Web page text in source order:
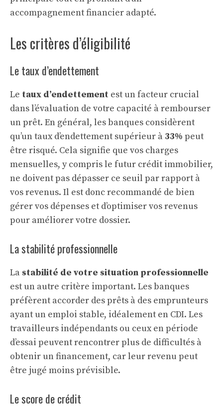
accompagnement financier adapté.
Les critères d’éligibilité
Le taux d’endettement
Le taux d’endettement est un facteur crucial
dans l’évaluation de votre capacité à rembourser
un prêt. En général, les banques considèrent
qu’un taux d’endettement supérieur à 33% peut
être risqué. Cela signifie que vos charges
mensuelles, y compris le futur crédit immobilier,
ne doivent pas dépasser ce seuil par rapport à
vos revenus. Il est donc recommandé de bien
gérer vos dépenses et d’optimiser vos revenus
pour améliorer votre dossier.
La stabilité professionnelle
La stabilité de votre situation professionnelle
est un autre critère important. Les banques
préfèrent accorder des prêts à des emprunteurs
ayant un emploi stable, idéalement en CDI. Les
travailleurs indépendants ou ceux en période
d’essai peuvent rencontrer plus de difficultés à
obtenir un financement, car leur revenu peut
être jugé moins prévisible.
Le score de crédit